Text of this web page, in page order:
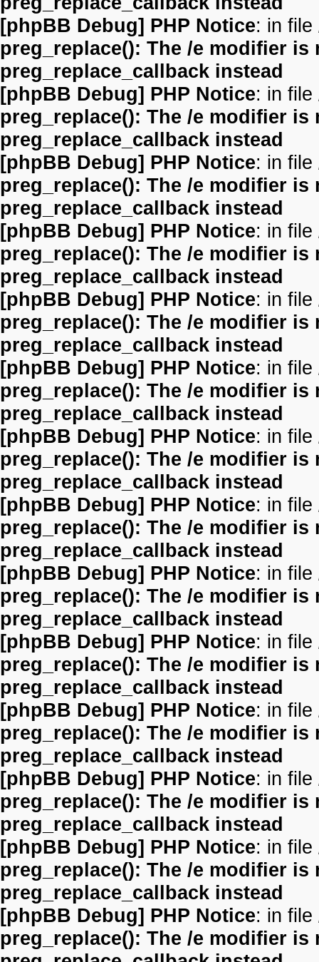
[phpBB Debug] PHP Notice: in file
preg_replace(): The /e modifier
preg_replace_callback instead
[phpBB Debug] PHP Notice: in file
preg_replace(): The /e modifier
preg_replace_callback instead
[phpBB Debug] PHP Notice: in file
preg_replace(): The /e modifier
preg_replace_callback instead
[phpBB Debug] PHP Notice: in file
preg_replace(): The /e modifier
preg_replace_callback instead
[phpBB Debug] PHP Notice: in file
preg_replace(): The /e modifier
preg_replace_callback instead
[phpBB Debug] PHP Notice: in file
preg_replace(): The /e modifier
preg_replace_callback instead
[phpBB Debug] PHP Notice: in file
preg_replace(): The /e modifier
preg_replace_callback instead
[phpBB Debug] PHP Notice: in file
preg_replace(): The /e modifier
preg_replace_callback instead
[phpBB Debug] PHP Notice: in file
preg_replace(): The /e modifier
preg_replace_callback instead
[phpBB Debug] PHP Notice: in file
preg_replace(): The /e modifier
preg_replace_callback instead
[phpBB Debug] PHP Notice: in file
preg_replace(): The /e modifier
preg_replace_callback instead
[phpBB Debug] PHP Notice: in file
preg_replace(): The /e modifier
preg_replace_callback instead
[phpBB Debug] PHP Notice: in file
preg_replace(): The /e modifier
preg_replace_callback instead
[phpBB Debug] PHP Notice: in file
preg_replace(): The /e modifier